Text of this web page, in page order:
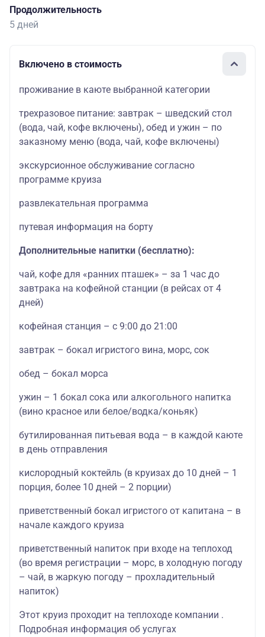
Продолжительность
5 дней
Включено в стоимость
проживание в каюте выбранной категории
трехразовое питание: завтрак – шведский стол
(вода, чай, кофе включены), обед и ужин – по
заказному меню (вода, чай, кофе включены)
экскурсионное обслуживание согласно
программе круиза
развлекательная программа
путевая информация на борту
Дополнительные напитки (бесплатно):
чай, кофе для «ранних пташек» – за 1 час до
завтрака на кофейной станции (в рейсах от 4
дней)
кофейная станция – с 9:00 до 21:00
завтрак – бокал игристого вина, морс, сок
обед – бокал морса
ужин – 1 бокал сока или алкогольного напитка
(вино красное или белое/водка/коньяк)
бутилированная питьевая вода – в каждой каюте
в день отправления
кислородный коктейль (в круизах до 10 дней – 1
порция, более 10 дней – 2 порции)
приветственный бокал игристого от капитана – в
начале каждого круиза
приветственный напиток при входе на теплоход
(во время регистрации – морс, в холодную погоду
– чай, в жаркую погоду – прохладительный
напиток)
Этот круиз проходит на теплоходе компании .
Подробная информация об услугах